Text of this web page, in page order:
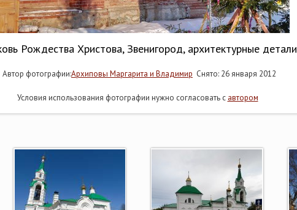
Рождества Христова, Звенигород, архитектурные детали
фотографии:Архиповы Маргарита и Владимир Снято: 26 января 2012
Условия использования фотографии нужно согласовать с автором